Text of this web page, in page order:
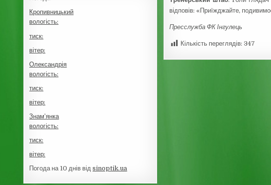
відповів: «Приїжджайте,
Пресслужба ФК Інгулець
Кількість переглядів: 347
Кропивницький
вологість:
тиск:
вітер:
Олександрія
вологість:
тиск:
вітер:
Знам’янка
вологість:
тиск:
вітер:
Погода на 10 днів відsinoptik.ua